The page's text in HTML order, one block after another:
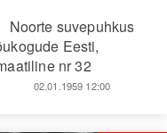
Noorte suvepuhkus
Eesti,
nr 32
02.01.1959 12:00